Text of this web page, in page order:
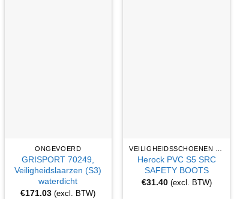
ONGEVOERD
GRISPORT 70249,
Veiligheidslaarzen (S3)
waterdicht
€171.03 (excl. BTW)
Herock PVC S5 SRC
SAFETY BOOTS
€31.40 (excl. BTW)